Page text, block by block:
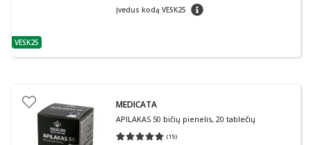
patarimas
VESK25
Įvedus kodą VESK25 patarimas
MEDICATA
APILAKAS 50 bičių pienelis, 20 tablečių
(15)
Vidutinis įvertinimas 5.00